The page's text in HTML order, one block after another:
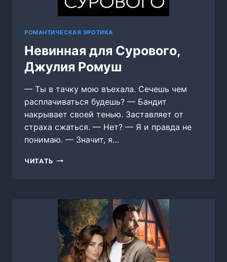
РОМАНТИЧЕСКАЯ ЭРОТИКА
Невинная для Сурового,
Джулия Ромуш
— Ты в тачку мою въехала. Сечешь чем
расплачиваться будешь? — Бандит
накрывает своей тенью. Заставляет от
страха сжаться. — Нет? — Я и правда не
понимаю. — Значит, я…
ЧИТАТЬ НЕВИННАЯ
РОМУШ